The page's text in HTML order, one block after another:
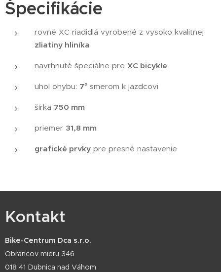
Špecifikácie
rovné XC riadidlá vyrobené z vysoko kvalitnej
zliatiny hliníka
navrhnuté špeciálne pre XC bicykle
uhol ohybu: 7° smerom k jazdcovi
šírka 750 mm
priemer 31,8 mm
grafické prvky pre presné nastavenie
Kontakt
Bike-Centrum Dca s.r.o.
Obrancov mieru 346
018 41 Dubnica nad Váhom